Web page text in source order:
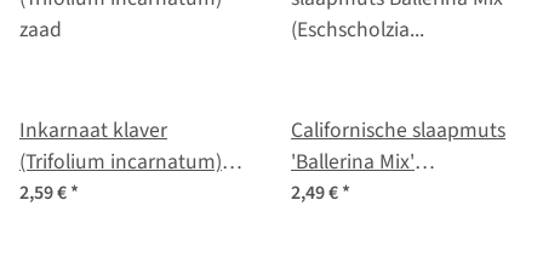
Inkarnaat klaver
(Trifolium incarnatum)
zaad
2,59 €*
Californische slaapmuts
'Ballerina Mix'
(Eschscholzia californica)
2,49 €*